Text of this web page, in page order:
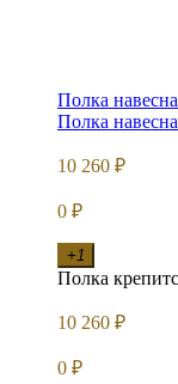
Полка
Полка
10 260 ₽
0 ₽
+1
Полка
10 260 ₽
0 ₽